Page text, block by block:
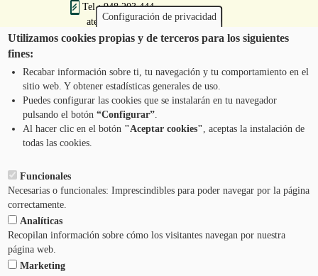
Tel.: 948 203 444
atencion@mancoeduca.com
de la Mancomunidad de la Comarca de
Pamplona
Pie
CONTÁCTANOS
CONDICIONES DEL SERVICIO
POLÍTICA DE PRIVACIDAD
Configuración de privacidad
Utilizamos cookies propias y de terceros para los siguientes
fines:
Recabar información sobre ti, tu navegación y tu comportamiento en el
sitio web. Y obtener estadísticas generales de uso.
Puedes configurar las cookies que se instalarán en tu navegador
pulsando el botón“Configurar”.
Al hacer clic en el botón "Aceptar cookies", aceptas la instalación de
todas las cookies.
Funcionales
Necesarias o funcionales: Imprescindibles para poder navegar por la página
correctamente.
Analíticas
Recopilan información sobre cómo los visitantes navegan por nuestra
página web.
Marketing